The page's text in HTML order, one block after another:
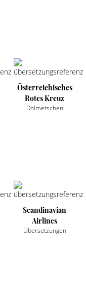
Österreichisches
Rotes Kreuz
Dolmetschen
Scandinavian
Airlines
Übersetzungen